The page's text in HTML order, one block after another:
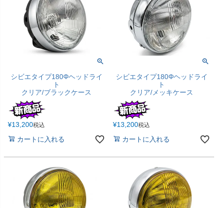
シビエタイプ180Φヘッドライ
ト
クリア/ブラックケース
¥13,200税込
カートに入れる
シビエタイプ180Φヘッドライ
ト
クリア/メッキケース
¥13,200税込
カートに入れる